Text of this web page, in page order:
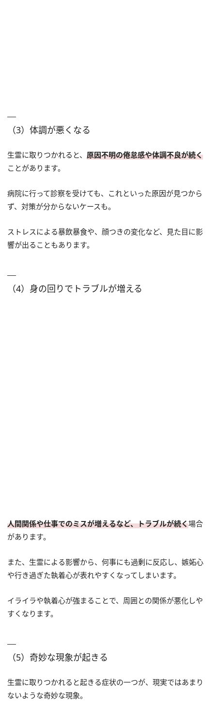
（3）体調が悪くなる
生霊に取りつかれると、 原因不明の倦怠感や体調不良が続く
ことがあります。
病院に行って診察を受けても、これといった原因が見つから
ず、対策が分からないケースも。
ストレスによる暴飲暴食や、顔つきの変化など、見た目に影
響が出ることもあります。
（4）身の回りでトラブルが増える
人間関係や仕事でのミスが増えるなど、トラブルが続く場合
があります。
また、生霊による影響から、何事にも過剰に反応し、嫉妬心
や行き過ぎた執着心が表れやすくなってしまいます。
イライラや執着心が強まることで、周囲との関係が悪化しや
すくなります。
（5）奇妙な現象が起きる
生霊に取りつかれると起きる症状の一つが、現実ではあまり
ないような奇妙な現象。